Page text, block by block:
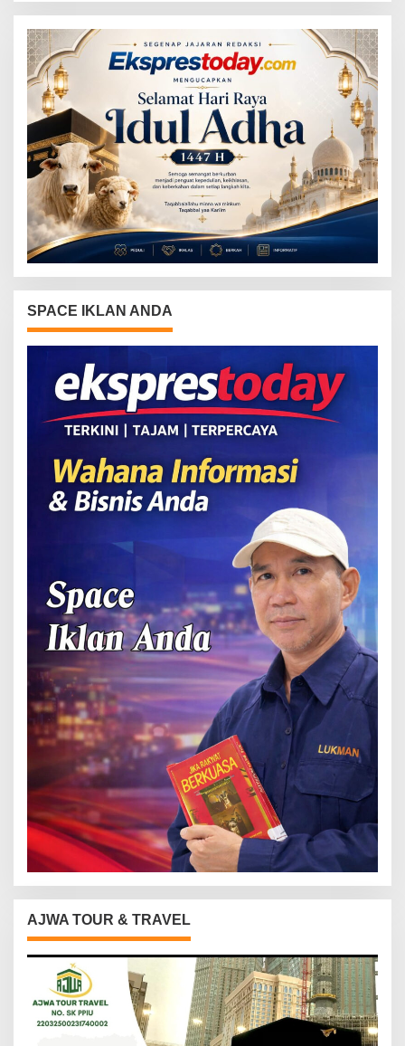
SPACE IKLAN ANDA
AJWA TOUR & TRAVEL